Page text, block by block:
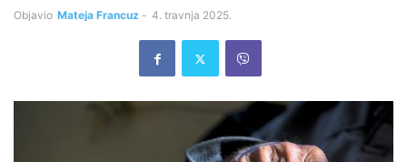
Objavio Mateja Francuz - 4. travnja 2025.